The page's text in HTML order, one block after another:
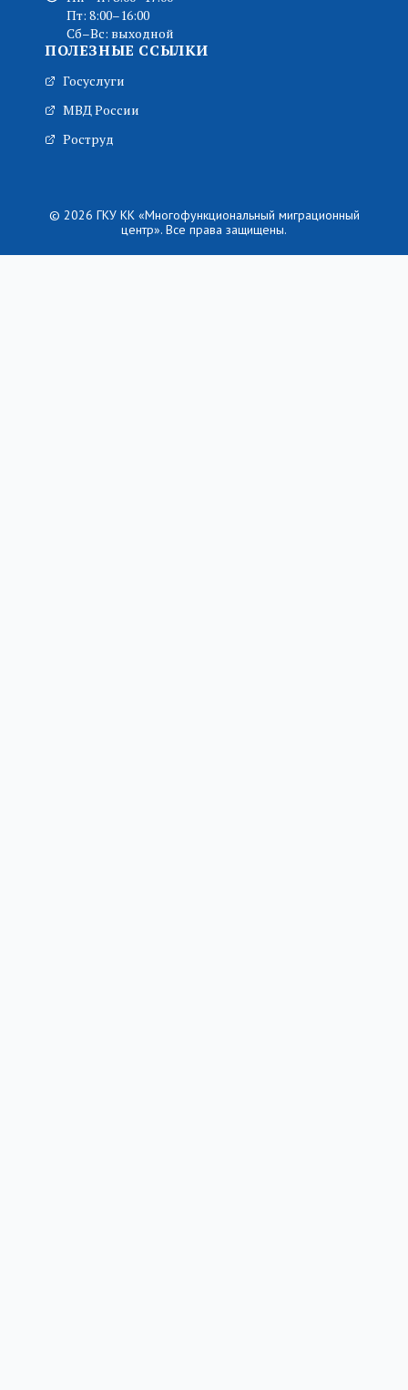
Пт: 8:00–16:00
Сб–Вс: выходной
ПОЛЕЗНЫЕ ССЫЛКИ
Госуслуги
МВД России
Роструд
© 2026 ГКУ КК «Многофункциональный миграционный
центр». Все права защищены.